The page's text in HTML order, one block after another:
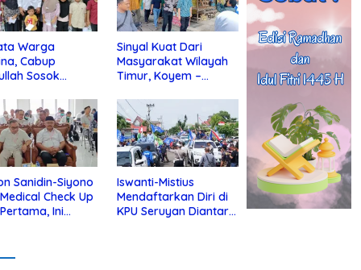
Warga
Cabup
Sosok
Sinyal Kuat Dari
Masyarakat Wilayah
Timur, Koyem –
di Kotim
Sanidin-Siyono
Check Up
Ini
Iswanti-Mistius
Mendaftarkan Diri di
KPU Seruyan Diantar